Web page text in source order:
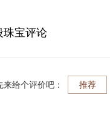
珠宝评论
来给个评价吧： 推荐